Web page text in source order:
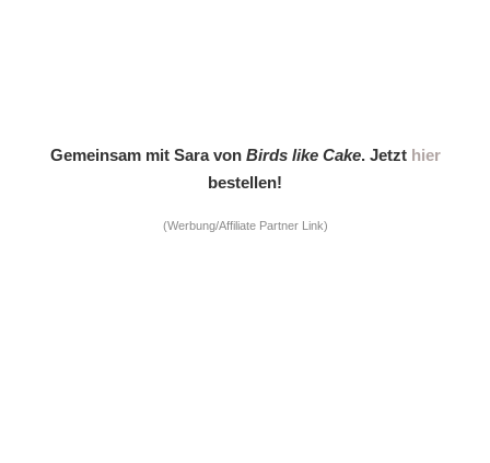
Gemeinsam mit Sara von Birds like Cake. Jetzt hier
bestellen!
(Werbung/Affiliate Partner Link)